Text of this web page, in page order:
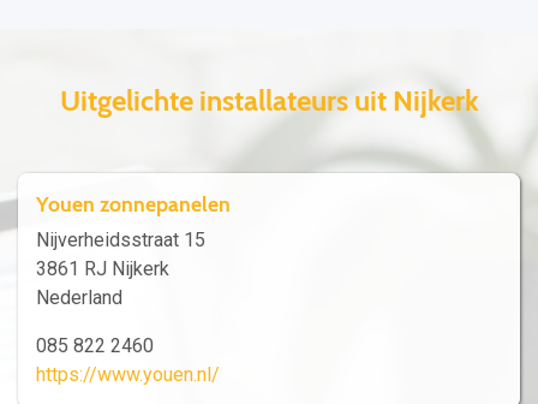
Uitgelichte installateurs uit Nijkerk
Youen zonnepanelen
Nijverheidsstraat 15
3861 RJ Nijkerk
Nederland
085 822 2460
https://www.youen.nl/